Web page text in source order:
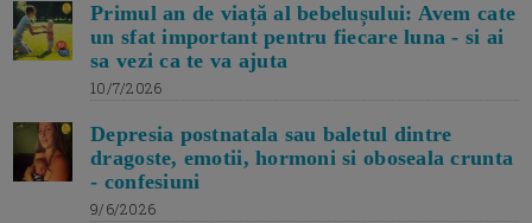
Primul an de viață al bebelușului: Avem cate
un sfat important pentru fiecare luna - si ai
sa vezi ca te va ajuta
10/7/2026
Depresia postnatala sau baletul dintre
dragoste, emotii, hormoni si oboseala crunta
- confesiuni
9/6/2026